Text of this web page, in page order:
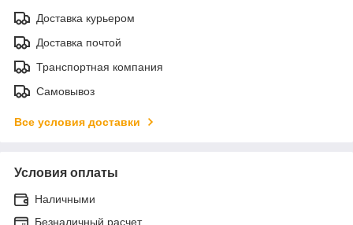
Доставка курьером
Доставка почтой
Транспортная компания
Самовывоз
Все условия доставки
Условия оплаты
Наличными
Безналичный расчет